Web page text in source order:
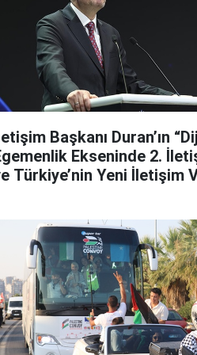
Başkanı Duran’ın
Ekseninde 2.
Türkiye’nin Yeni İletişim